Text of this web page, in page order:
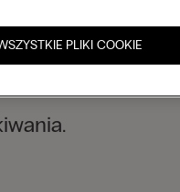
PLIKI COOKIE